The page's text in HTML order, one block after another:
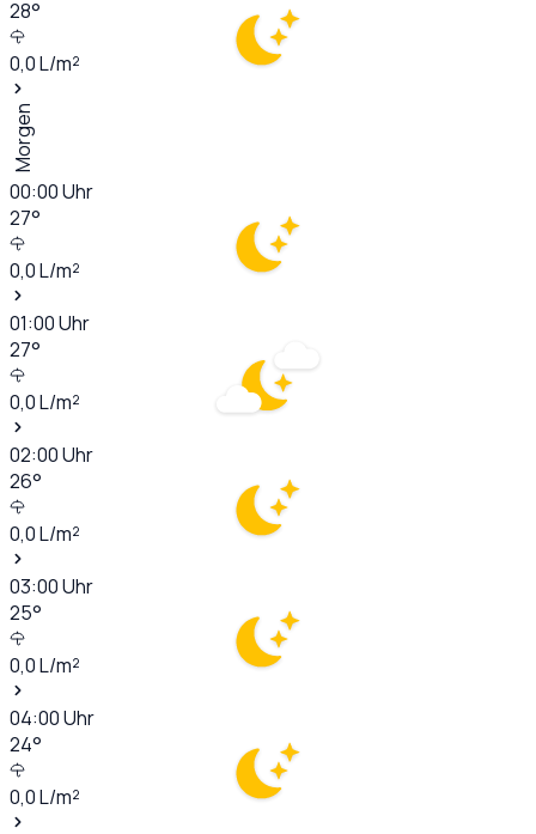
28°
0,0L/m²
Morgen
00:00Uhr
27°
0,0L/m²
01:00Uhr
27°
0,0L/m²
02:00Uhr
26°
0,0L/m²
03:00Uhr
25°
0,0L/m²
04:00Uhr
24°
0,0L/m²